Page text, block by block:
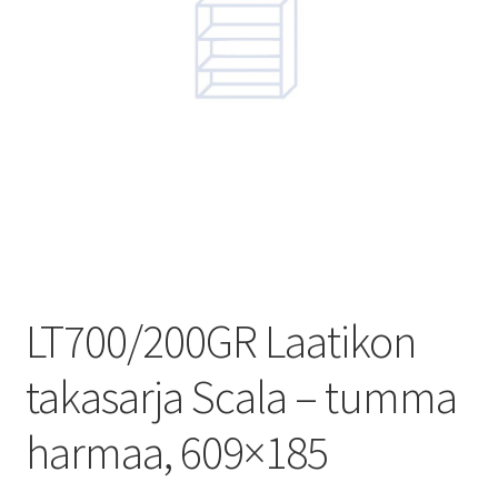
LT700/200GR Laatikon
takasarja Scala – tumma
harmaa, 609×185